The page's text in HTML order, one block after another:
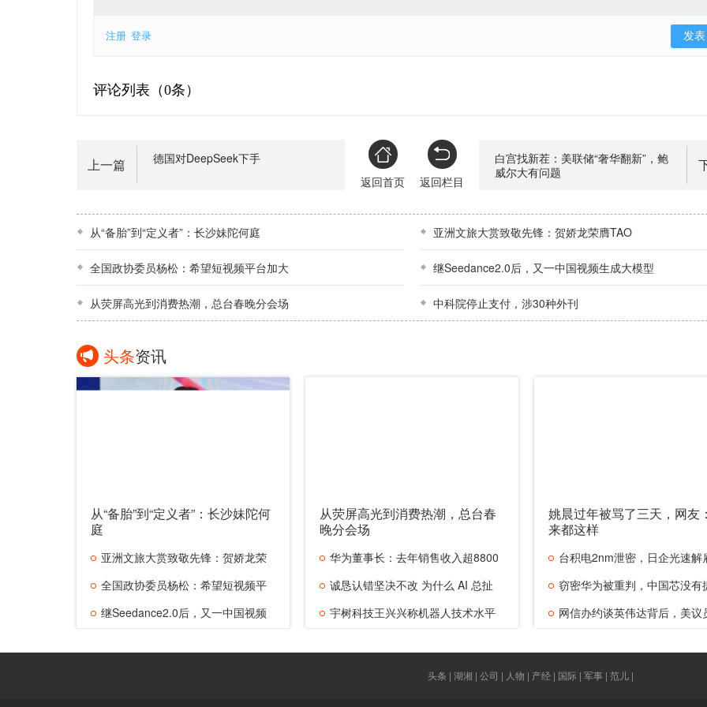
注册 登录
评论列表（0条）
上一篇
德国对DeepSeek下手
返回首页
返回栏目
白宫找新茬：美联储“奢华翻新”，鲍
威尔大有问题
从“备胎”到“定义者”：长沙妹陀何庭 亚洲文旅大赏致敬先锋：贺娇龙荣膺TAO
全国政协委员杨松：希望短视频平台加大 继Seedance2.0后，又一中国视频生成大模型
从荧屏高光到消费热潮，总台春晚分会场 中科院停止支付，涉30种外刊
头条资讯
从“备胎”到“定义者”：长沙妹陀何
庭
亚洲文旅大赏致敬先锋：贺娇龙荣
膺TAO
全国政协委员杨松：希望短视频平
台加大
继Seedance2.0后，又一中国视频
从荧屏高光到消费热潮，总台春
晚分会场
华为董事长：去年销售收入超8800
亿诚恳认错坚决不改 为什么 AI 总扯
谎：原
宇树科技王兴兴称机器人技术水平
姚晨过年被骂了三天，网友
来都这样
台积电2nm泄密，日企光速解
人窃密华为被重判，中国芯没有
网信办约谈英伟达背后，美议
头条 | 湖湘 | 公司 | 人物 | 产经 | 国际 | 军事 | 范儿 |